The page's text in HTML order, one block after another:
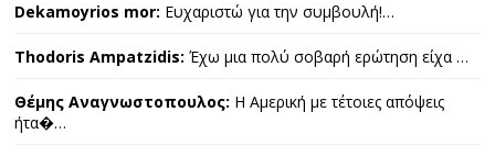
Dekamoyrios mor: Ευχαριστώ για την συμβουλή!…
Thodoris Ampatzidis: Έχω μια πολύ σοβαρή ερώτηση είχα …
Θέμης Αναγνωστοπουλος: Η Αμερική με τέτοιες απόψεις
ήτα�…